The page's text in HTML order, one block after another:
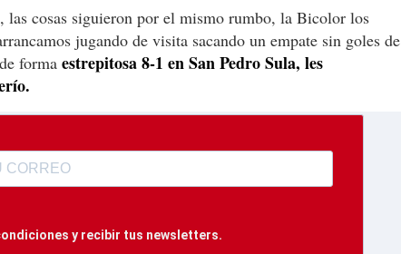
las cosas siguieron por el mismo rumbo, la Bicolor los
jugando de visita sacando un empate sin goles de
forma estrepitosa 8-1 en San Pedro Sula, les
y recibir tus newsletters.